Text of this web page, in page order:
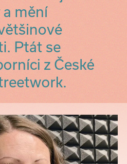
mění
Ptát se
z České